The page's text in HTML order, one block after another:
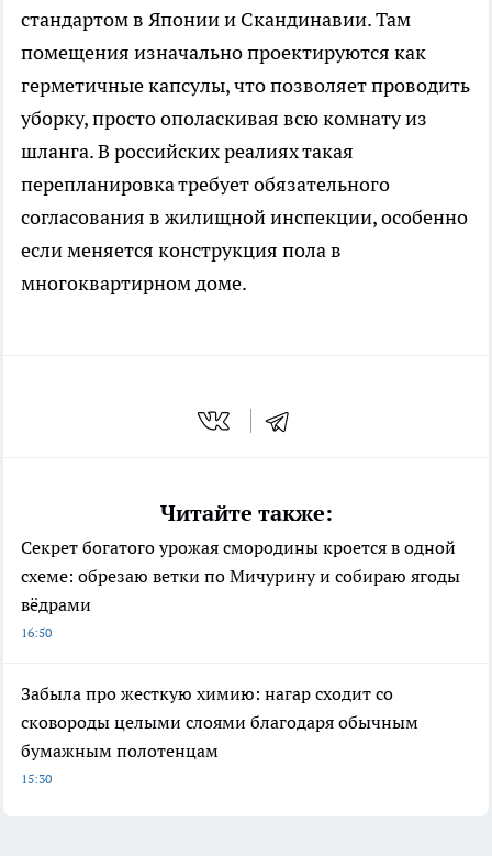
стандартом в Японии и Скандинавии. Там
помещения изначально проектируются как
герметичные капсулы, что позволяет проводить
уборку, просто ополаскивая всю комнату из
шланга. В российских реалиях такая
перепланировка требует обязательного
согласования в жилищной инспекции, особенно
если меняется конструкция пола в
многоквартирном доме.
Читайте также:
Секрет богатого урожая смородины кроется в одной
схеме: обрезаю ветки по Мичурину и собираю ягоды
вёдрами
16:50
Забыла про жесткую химию: нагар сходит со
сковороды целыми слоями благодаря обычным
бумажным полотенцам
15:30